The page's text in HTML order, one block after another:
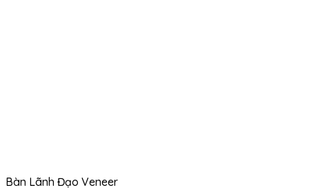
Bàn Lãnh Đạo Veneer